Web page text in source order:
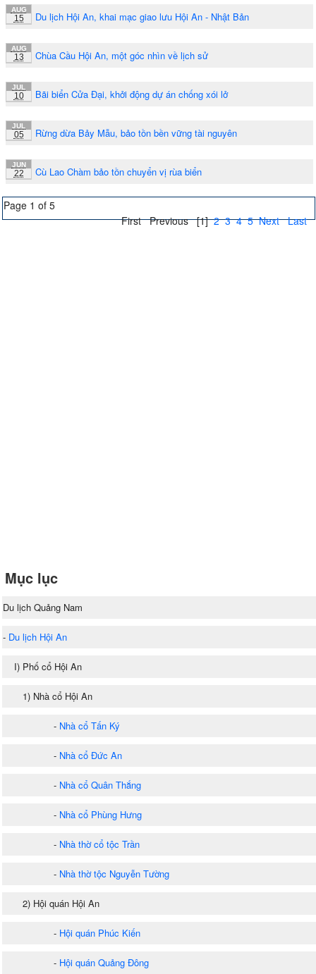
AUG
15 Du lịch Hội An, khai mạc giao lưu Hội An - Nhật Bản
AUG
13 Chùa Cầu Hội An, một góc nhìn về lịch sử
JUL
10 Bãi biển Cửa Đại, khởi động dự án chống xói lở
JUL
05 Rừng dừa Bảy Mẫu, bảo tồn bền vững tài nguyên
JUN
22 Cù Lao Chàm bảo tồn chuyển vị rùa biển
Page 1 of 5
First Previous [1] 2 3 4 5 Next Last
Mục lục
Du lịch Quảng Nam
- Du lịch Hội An
I) Phố cổ Hội An
1) Nhà cổ Hội An
- Nhà cổ Tấn Ký
- Nhà cổ Đức An
- Nhà cổ Quân Thắng
- Nhà cổ Phùng Hưng
- Nhà thờ cổ tộc Trần
- Nhà thờ tộc Nguyễn Tường
2) Hội quán Hội An
- Hội quán Phúc Kiến
- Hội quán Quảng Đông